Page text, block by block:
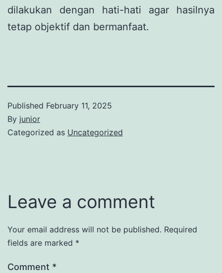
dilakukan dengan hati-hati agar hasilnya
tetap objektif dan bermanfaat.
Published February 11, 2025
By junior
Categorized as Uncategorized
Leave a comment
Your email address will not be published. Required
fields are marked *
Comment *